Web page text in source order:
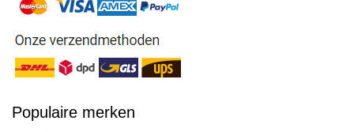
Populaire merken